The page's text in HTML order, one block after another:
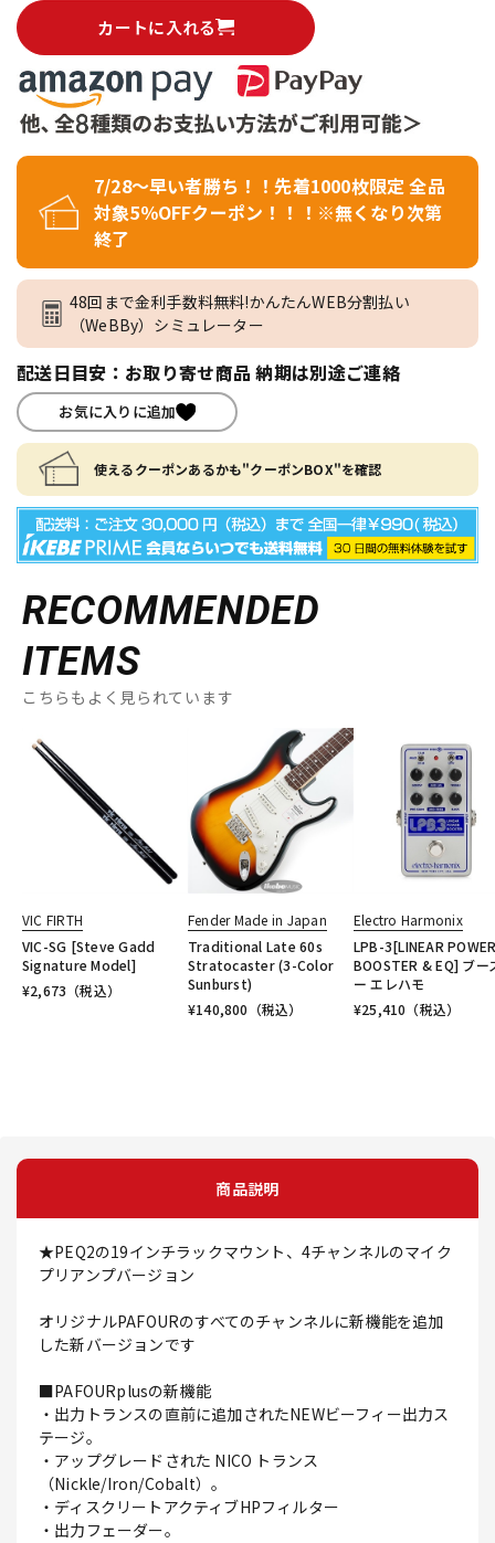
カートに入れる
7/28～早い者勝ち！！先着1000枚限定 全品
対象5％OFFクーポン！！！※無くなり次第
終了
48回まで金利手数料無料!かんたんWEB分割払い
（WeBBy）シミュレーター
配送日目安：お取り寄せ商品 納期は別途ご連絡
お気に入りに追加
使えるクーポンあるかも"クーポンBOX"を確認
RECOMMENDED
ITEMS
こちらもよく見られています
VIC FIRTH
VIC-SG [Steve Gadd
Signature Model]
¥2,673 （税込）
Fender Made in Japan
Traditional Late 60s
Stratocaster (3-Color
Sunburst)
¥140,800 （税込）
Electro Harmonix
LPB-3[LINEAR
BOOSTER & EQ] ブー
ー エレハモ
¥25,410 （税込）
商品説明
★PEQ2の19インチラックマウント、4チャンネルのマイク
プリアンプバージョン
オリジナルPAFOURのすべてのチャンネルに新機能を追加
した新バージョンです
■PAFOURplusの新機能
・出力トランスの直前に追加されたNEWビーフィー出力ス
テージ。
・アップグレードされた NICO トランス
（Nickle/Iron/Cobalt）。
・ディスクリートアクティブHPフィルター
・出力フェーダー。